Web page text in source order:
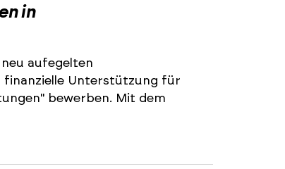
in
aufegelten
Unterstützung für
bewerben. Mit dem